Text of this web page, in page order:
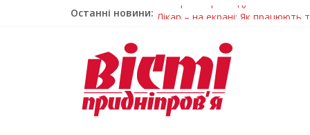
Останні новини: Лікар – на екрані: Як працюють
Пошуки тривають: на
Ветерани Дніпропетровщини
Говорити про воду без паніки: